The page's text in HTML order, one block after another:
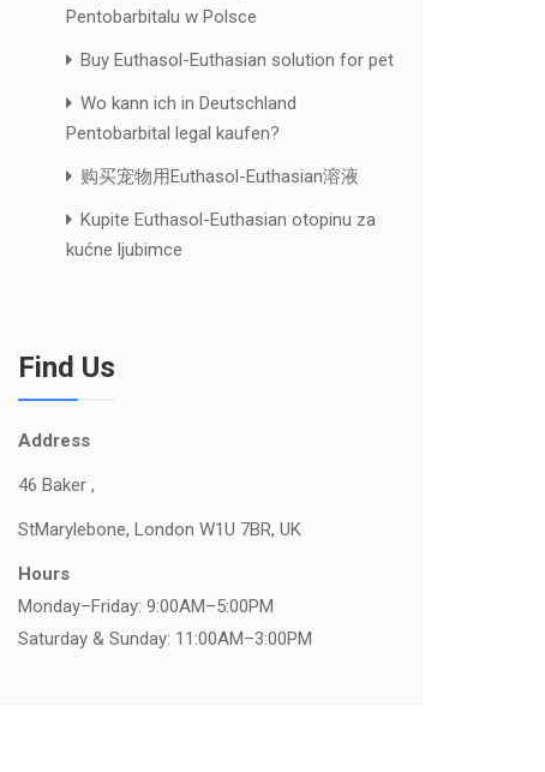
Pentobarbitalu w Polsce
Buy Euthasol-Euthasian solution for pet
Wo kann ich in Deutschland
Pentobarbital legal kaufen?
购买宠物用Euthasol-Euthasian溶液
Kupite Euthasol-Euthasian otopinu za
kućne ljubimce
Find Us
Address
46 Baker ,
StMarylebone, London W1U 7BR, UK
Hours
Monday–Friday: 9:00AM–5:00PM
Saturday & Sunday: 11:00AM–3:00PM